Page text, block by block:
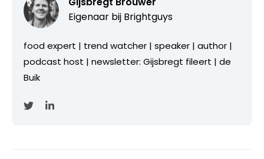
Eigenaar bij Brightguys
food expert | trend watcher | speaker | author |
podcast host | newsletter: Gijsbregt fileert | de
Buik